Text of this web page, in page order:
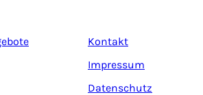
Kontakt
Impressum
Datenschutz